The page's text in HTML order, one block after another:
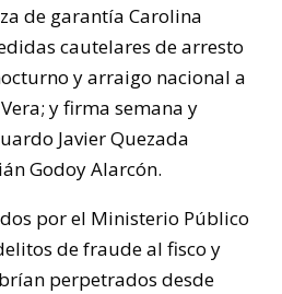
de garantía Carolina
cautelares de arresto
y arraigo nacional a
y firma semana y
Javier Quezada
Godoy Alarcón.
por el Ministerio Público
de fraude al fisco y
perpetrados desde